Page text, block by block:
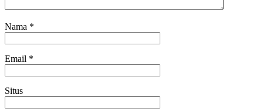
Nama *
Email *
Situs